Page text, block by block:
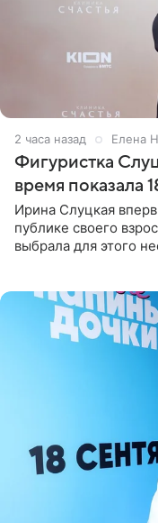
2 часа назад Елена
Фигуристка
время показала
Ирина Слуцкая
публике своего
выбрала для этого